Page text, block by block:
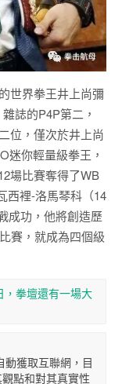
世界拳王井上尚彌
誌的P4P第二，
位，僅次於井上尚
迷你輕量級拳王，
場比賽奪得了WB
西裡-洛馬琴科（14
成功，他將創造歷
賽，就成為四個級
，拳壇還有一場大
動獲取互聯網，目
點和對其真實性